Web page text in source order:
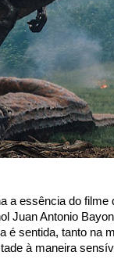
a essência do filme
Juan Antonio
é sentida, tanto na
à maneira